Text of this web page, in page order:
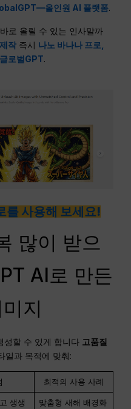
올인원 AI 플랫폼.
로 올릴 수 있는 인사말까
작 즉시 나노 바나나 프로,
로벌GPT.
를 사용해 보세요!
많이 받으
AI로 만든
지
성할 수 있게 합니다 고품질
일과 목적에 맞춰:
최적의 사용 사례
생생
맞춤형 새해 배경화